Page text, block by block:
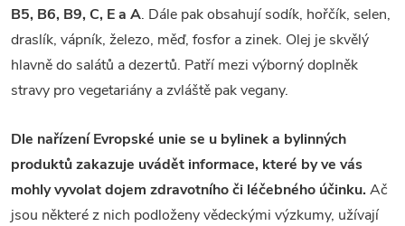
B5, B6, B9, C, E a A. Dále pak obsahují sodík, hořčík, selen,
draslík, vápník, železo, měď, fosfor a zinek. Olej je skvělý
hlavně do salátů a dezertů. Patří mezi výborný doplněk
stravy pro vegetariány a zvláště pak vegany.
Dle nařízení Evropské unie se u bylinek a bylinných
produktů zakazuje uvádět informace, které by ve vás
mohly vyvolat dojem zdravotního či léčebného účinku. Ač
jsou některé z nich podloženy vědeckými výzkumy, užívají